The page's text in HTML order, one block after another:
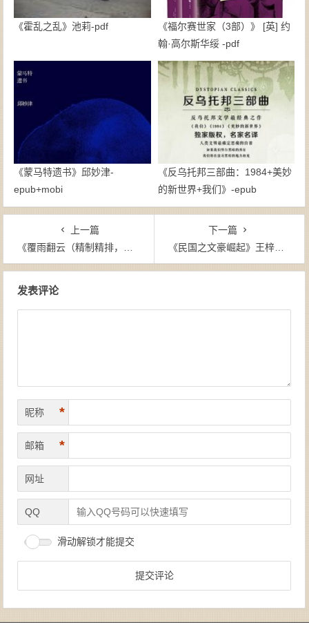
《霍乱之乱》池莉-pdf
《福尔赛世家（3部）》 [英] 约
翰·高尔斯华绥 -pdf
《蒙马特遗书》邱妙津-
epub+mobi
《反乌托邦三部曲：1984+美妙
的新世界+我们》-epub
上一篇
《覆雨翻云（精制精排，好讀典藏繁体版）》黃易（作者）-epub+mobi
下一篇
《民国之文豪崛起》王梓钧（作者）-epub+mobi
发表评论
昵称 *
邮箱 *
网址
QQ
滑动解锁才能提交